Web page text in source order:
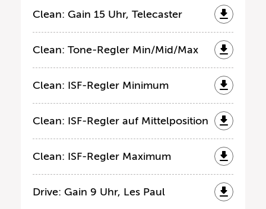
Clean: Gain 15 Uhr, Telecaster
Clean: Tone-Regler Min/Mid/Max
Clean: ISF-Regler Minimum
Clean: ISF-Regler auf Mittelposition
Clean: ISF-Regler Maximum
Drive: Gain 9 Uhr, Les Paul